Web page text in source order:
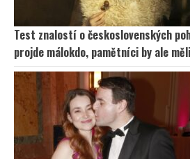
Test znalostí o československých
projde málokdo, pamětníci by ale